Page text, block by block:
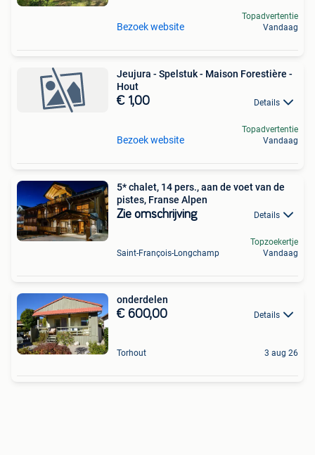
Bezoek website
Topadvertentie
Vandaag
Jeujura - Spelstuk - Maison Forestière -
Hout
€ 1,00 Details
Bezoek website
Topadvertentie
Vandaag
5* chalet, 14 pers., aan de voet van de
pistes, Franse Alpen
Zie omschrijving Details
Saint-François-Longchamp
Topzoekertje
Vandaag
onderdelen
€ 600,00 Details
Torhout 3 aug 26